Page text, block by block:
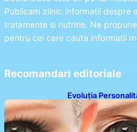
Publicam zilnic informatii despre
tratamente si nutritie. Ne
pentru cei care cauta informatii
Recomandari editoriale
Evoluția
Oferă Studiile